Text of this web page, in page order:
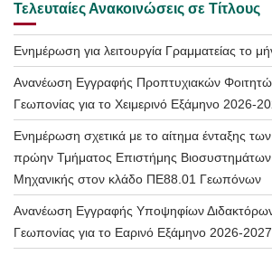
Τελευταίες Ανακοινώσεις σε Τίτλους
Ενημέρωση για λειτουργία Γραμματείας το
Ανανέωση Εγγραφής Προπτυχιακών
Γεωπονίας για το Χειμερινό Εξάμηνο 2026-
Ενημέρωση σχετικά με το αίτημα ένταξης
πρώην Τμήματος Επιστήμης Βιοσυστημάτων
Μηχανικής στον κλάδο ΠΕ88.01 Γεωπόνων
Ανανέωση Εγγραφής Υποψηφίων
Γεωπονίας για το Εαρινό Εξάμηνο 2026-